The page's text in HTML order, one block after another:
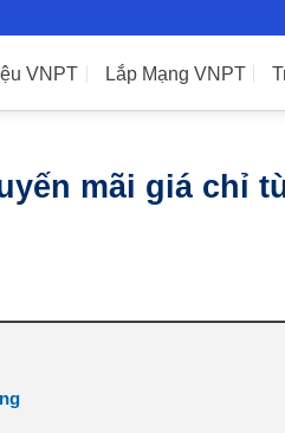
VNPT Lắp Mạng VNPT
mãi giá chỉ